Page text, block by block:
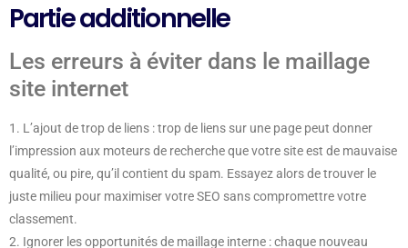
Partie additionnelle
Les erreurs à éviter dans le maillage
site internet
1. L’ajout de trop de liens : trop de liens sur une page peut donner
l’impression aux moteurs de recherche que votre site est de mauvaise
qualité, ou pire, qu’il contient du spam. Essayez alors de trouver le
juste milieu pour maximiser votre SEO sans compromettre votre
classement.
2. Ignorer les opportunités de maillage interne : chaque nouveau